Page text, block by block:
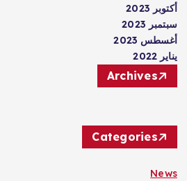
أكتوبر 2023
سبتمبر 2023
أغسطس 2023
يناير 2022
Archives
Categories
News